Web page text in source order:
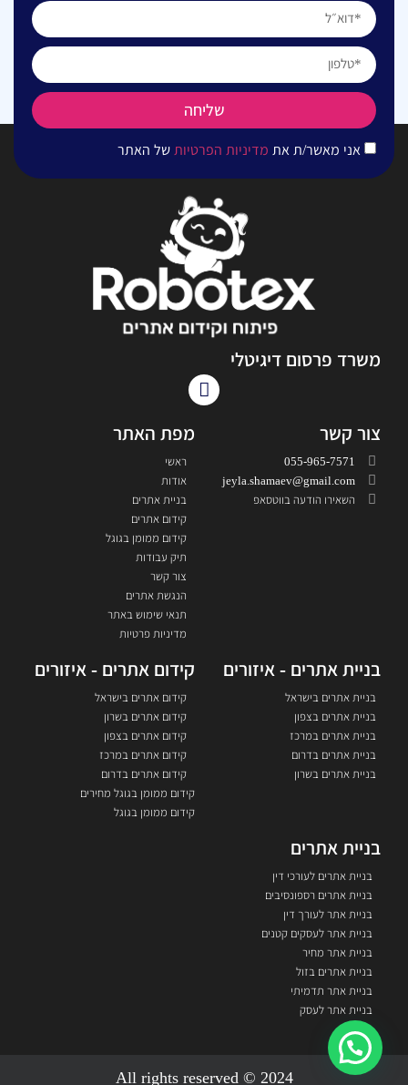
אני מאשר/ת את מדיניות הפרטיות של האתר
שליחה
משרד פרסום דיגיטלי
צור קשר
055-965-7571
jeyla.shamaev@gmail.com
השאירו הודעה בווטסאפ
מפת האתר
ראשי
אודות
בניית אתרים
קידום אתרים
קידום ממומן בגוגל
תיק עבודות
צור קשר
הנגשת אתרים
תנאי שימוש באתר
מדיניות פרטיות
בניית אתרים - איזורים
בניית אתרים בישראל
בניית אתרים בצפון
בניית אתרים במרכז
בניית אתרים בדרום
בניית אתרים בשרון
קידום אתרים - איזורים
קידום אתרים בישראל
קידום אתרים בשרון
קידום אתרים בצפון
קידום אתרים במרכז
קידום אתרים בדרום
קידום ממומן בגוגל מחירים
קידום ממומן בגוגל
בניית אתרים
בניית אתרים לעורכי דין
בניית אתרים רספונסיבים
בניית אתר לעורך דין
בניית אתר לעסקים קטנים
בניית אתר מחיר
בניית אתרים בזול
בניית אתר תדמיתי
בניית אתר לעסק
2024 © All rights reserved